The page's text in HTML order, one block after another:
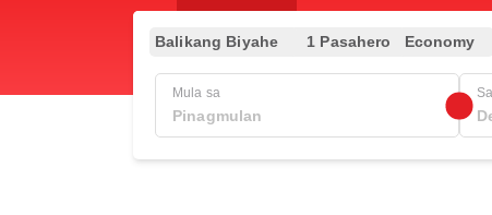
Balikang Biyahe 1 Pasahero Economy
Mula sa Sa